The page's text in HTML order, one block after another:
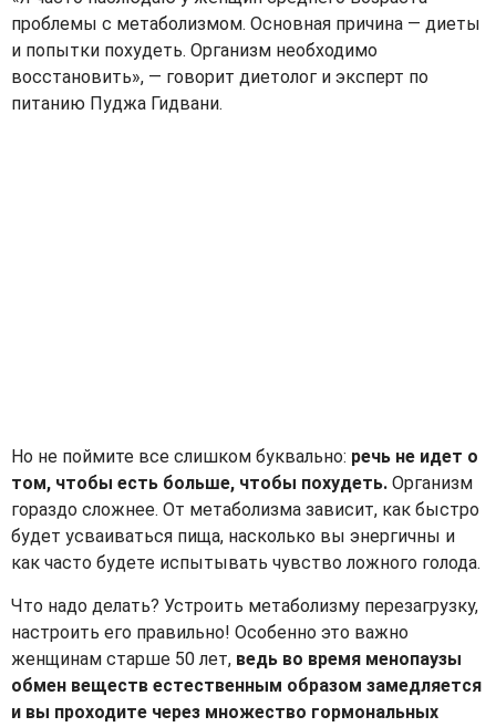
проблемы с метаболизмом. Основная причина — диеты
и попытки похудеть. Организм необходимо
восстановить», — говорит диетолог и эксперт по
питанию Пуджа Гидвани.
Но не поймите все слишком буквально: речь не идет о
том, чтобы есть больше, чтобы похудеть. Организм
гораздо сложнее. От метаболизма зависит, как быстро
будет усваиваться пища, насколько вы энергичны и
как часто будете испытывать чувство ложного голода.
Что надо делать? Устроить метаболизму перезагрузку,
настроить его правильно! Особенно это важно
женщинам старше 50 лет, ведь во время менопаузы
обмен веществ естественным образом замедляется
и вы проходите через множество гормональных